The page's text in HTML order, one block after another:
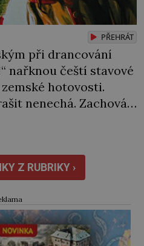
PŘEHRÁT
při drancování
nařknou čeští stavové
hotovosti.
nenechá. Zachová
Jindřich Michal
se v ní nudí. 10letý
[…]
Z RUBRIKY ›